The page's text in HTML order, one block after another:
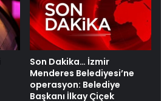
Son Dakika… İzmir
Menderes Belediyesi’ne
operasyon: Belediye
Başkanı İlkay Çiçek